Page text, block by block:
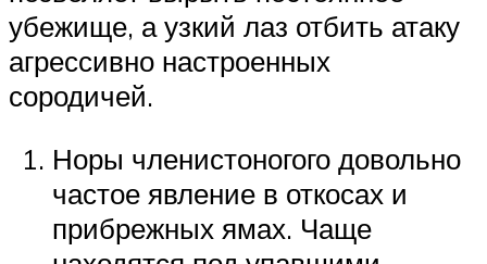
убежище, а узкий лаз отбить атаку
агрессивно настроенных
сородичей.
Норы членистоногого довольно
частое явление в откосах и
прибрежных ямах. Чаще